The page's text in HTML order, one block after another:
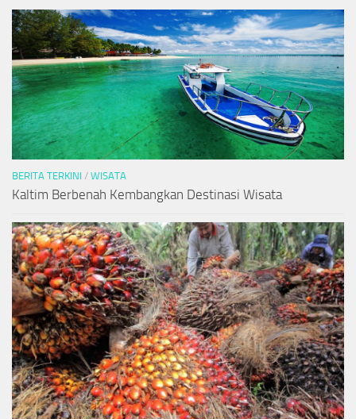
BERITA TERKINI / WISATA
Kaltim Berbenah Kembangkan Destinasi Wisata